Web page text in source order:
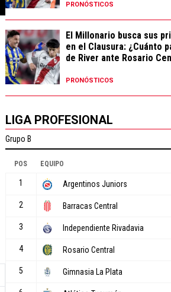
PRONÓSTICOS
El Millonario busca sus
en el Clausura: ¿Cuánto
de River ante Rosario
PRONÓSTICOS
LIGA PROFESIONAL